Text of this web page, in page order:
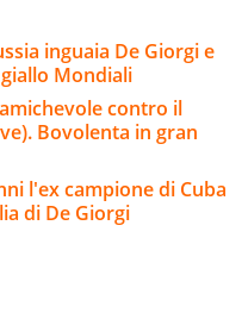
inguaia De Giorgi e
Mondiali
contro il
Bovolenta in gran
l'ex campione di Cuba
di De Giorgi